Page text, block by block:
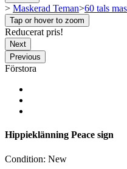
> Maskerad Teman>60 tals
Tap or hover to zoom
Reducerat pris!
Next
Previous
Förstora
Hippieklänning Peace sign
Condition: New